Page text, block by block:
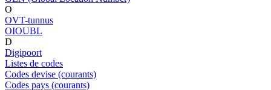
O
OVT-tunnus
OIOUBL
D
Digipoort
Listes de codes
Codes devise (courants)
Codes pays (courants)